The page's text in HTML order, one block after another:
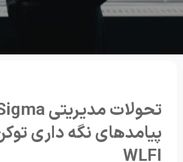
پیامدهای نگه داری
WLFI